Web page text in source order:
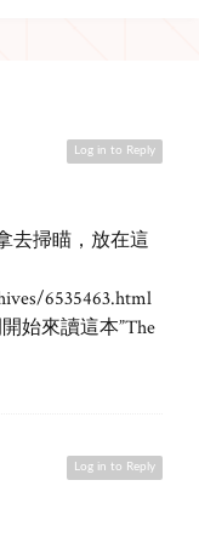
Log in to Reply
去掃瞄，放在這
6535463.html
始來讀這本”The
Log in to Reply